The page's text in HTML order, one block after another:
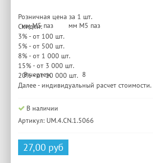
Розничная цена за 1 шт.
Скидки:
3% - от 100 шт.
5% - от 500 шт.
8% - от 1 000 шт.
15% - от 3 000 шт.
20% - от 10 000 шт.
Далее - индивидуальный расчет стоимости.
В наличии
Артикул: UM.4.CN.1.5066
27,00 руб